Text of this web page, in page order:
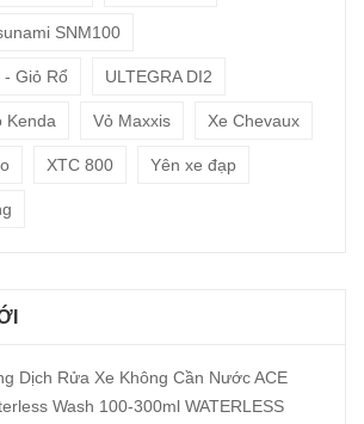
SNM100
- Giỏ Rổ ULTEGRA DI2
Kenda Vỏ Maxxis Xe Chevaux
XTC 800 Yên xe đạp
Dịch Rửa Xe Không Cần Nước ACE
Wash 100-300ml WATERLESS